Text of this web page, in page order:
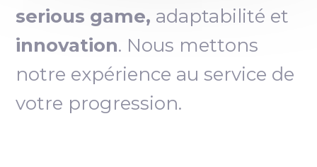
serious game, adaptabilité et
innovation. Nous mettons
notre expérience au service de
votre progression.